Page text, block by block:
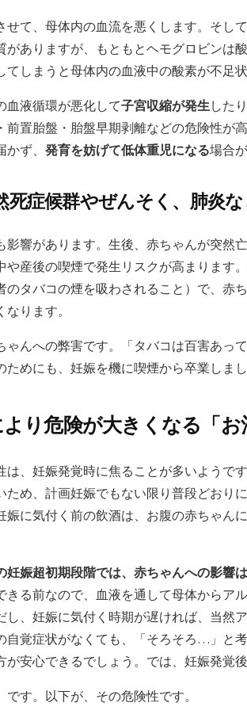
せて、母体内の血流を悪くします。そし
がありますが、もともとヘモグロビンは
てしまうと母体内の血液中の酸素が不足状
血液循環が悪化して子宮収縮が発生 したり
前置胎盤・胎盤早期剥離などの危険性が
ず、 発育を妨げて低体重児になる場合
死症候群やぜんそく、肺炎
影響があります。生後、赤ちゃんが突然
や産後の喫煙で発生リスクが高まります
のタバコの煙を吸わされること）で、赤
ります。
ゃんへの弊害です。「タバコは百害あっ
ためにも、妊娠を機に喫煙から卒業しまし
り危険が大きくなる「お
は、妊娠発覚時に焦ることが多いようで
ため、計画妊娠でもない限り普段どおり
娠に気付く前の飲酒は、お腹の赤ちゃん
妊娠超初期段階では、赤ちゃんへの影響
きる前なので、血液を通して母体からア
し、妊娠に気付く時期が遅ければ、当然
自覚症状がなくても、「そろそろ…」と
が安心できるでしょう。では、妊娠発覚
す。以下が、その危険性です。